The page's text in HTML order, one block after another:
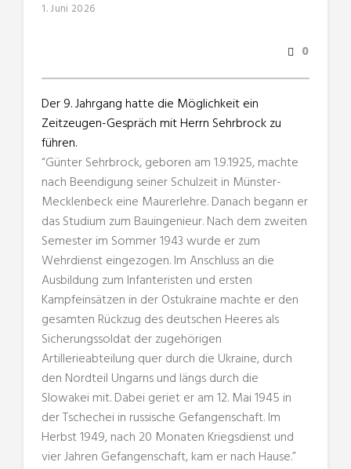
1. Juni 2026
0
Der 9. Jahrgang hatte die Möglichkeit ein
Zeitzeugen-Gespräch mit Herrn Sehrbrock zu
führen.
“Günter Sehrbrock, geboren am 1.9.1925, machte
nach Beendigung seiner Schulzeit in Münster-
Mecklenbeck eine Maurerlehre. Danach begann er
das Studium zum Bauingenieur. Nach dem zweiten
Semester im Sommer 1943 wurde er zum
Wehrdienst eingezogen. Im Anschluss an die
Ausbildung zum Infanteristen und ersten
Kampfeinsätzen in der Ostukraine machte er den
gesamten Rückzug des deutschen Heeres als
Sicherungssoldat der zugehörigen
Artillerieabteilung quer durch die Ukraine, durch
den Nordteil Ungarns und längs durch die
Slowakei mit. Dabei geriet er am 12. Mai 1945 in
der Tschechei in russische Gefangenschaft. Im
Herbst 1949, nach 20 Monaten Kriegsdienst und
vier Jahren Gefangenschaft, kam er nach Hause.”